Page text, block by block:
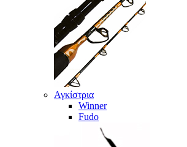
Αγκίστρια
Winner
Fudo